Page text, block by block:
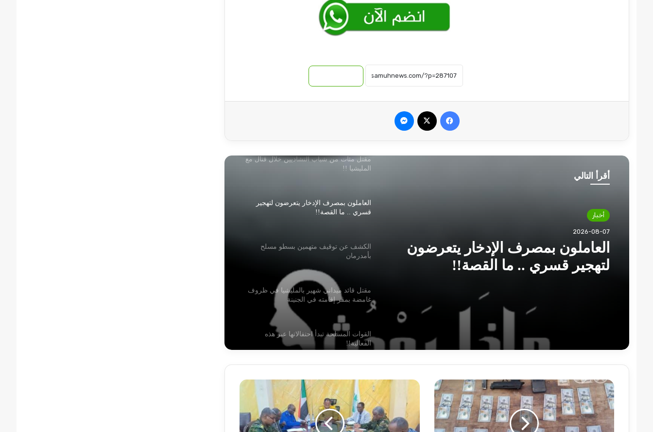
فيسبوك
أقرأ التالي
أخبار
2026-08-07
العاملون بمصرف الإدخار يتعرضون
لتهجير قسري .. ما القصة!!
في شهرها التاسع!!
مسيرات وقصف تستهدف مدينة الدلنج
روايات مذهلة.. كيف يتم تغيير هوية الذهب
المهرب من السودان إلى الإمارات!!
مقتل مئات من شباب التشاديين خلال قتال مع
المليشيا !!
العاملون بمصرف الإدخار يتعرضون لتهجير
قسري .. ما القصة!!
الكشف عن توقيف متهمين بسطو مسلح
بأمدرمان
مقتل قائد ميداني شهير بالمليشيا في ظروف
غامضة بمقر إقامته في الجنينة
القوات المسلحة تبدأ احتفالاتها عبر هذه
الفعالية!!
شركة الموارد المعدنية تعلن بشريات !!
أسامة وأبو عمامة.. أسرار الصفقة المجهضة
في شهرها التاسع!!
القبض
على
أخطر
لصوص
المركبات
الخرطوم
إرتدادات